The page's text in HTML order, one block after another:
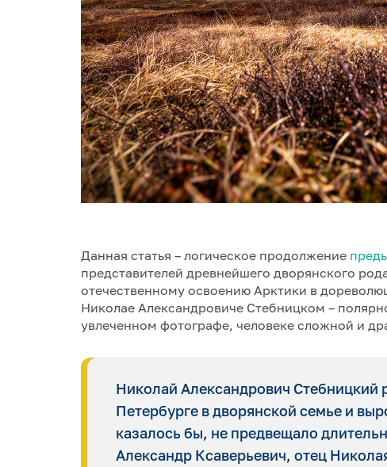
Данная статья – логическое продолжение
представителей древнейшего дворянского
отечественному освоению Арктики в
Николае Александровиче Стебницком –
увлеченном фотографе, человеке сложной и
Николай Александрович Стебницкий
Петербурге в дворянской семье и
казалось бы, не предвещало
Александр Ксаверьевич, отец